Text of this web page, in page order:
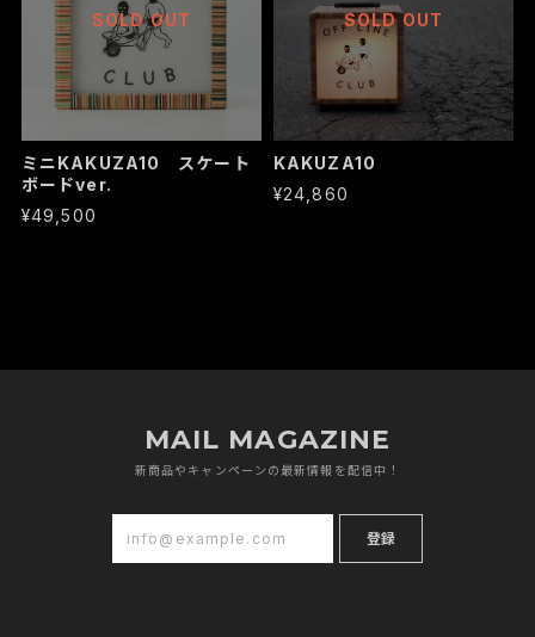
SOLD OUT
ミニKAKUZA10 スケート
ボードver.
¥49,500
SOLD OUT
KAKUZA10
¥24,860
MAIL MAGAZINE
新商品やキャンペーンの最新情報を配信中！
登録